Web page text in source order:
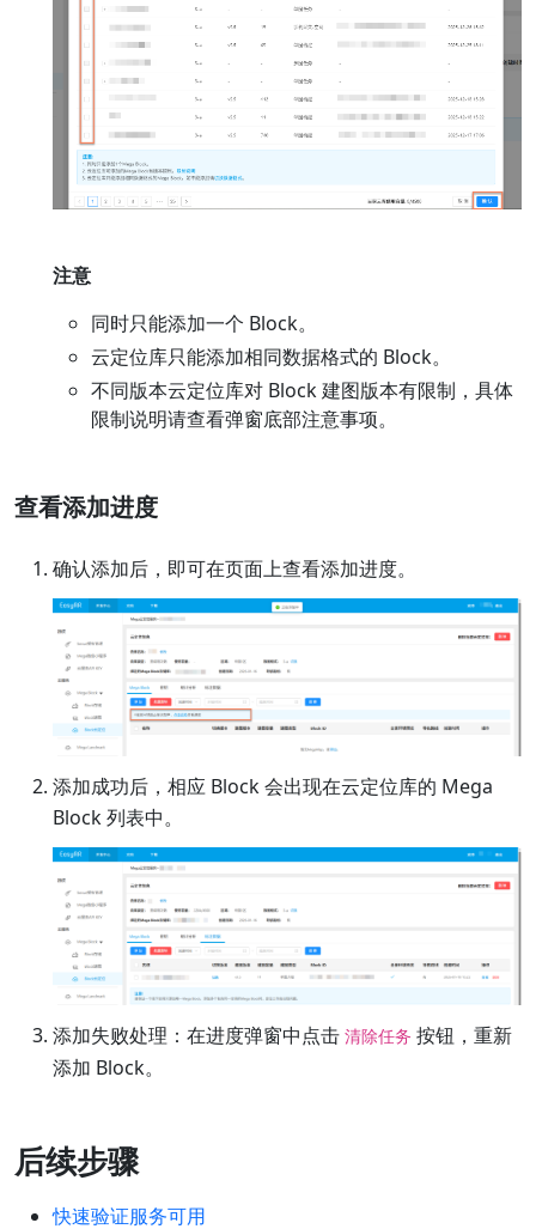
注意
同时只能添加一个 Block。
云定位库只能添加相同数据格式的 Block。
不同版本云定位库对 Block 建图版本有限制，具体
限制说明请查看弹窗底部注意事项。
查看添加进度
确认添加后，即可在页面上查看添加进度。
添加成功后，相应 Block 会出现在云定位库的 Mega
Block 列表中。
添加失败处理：在进度弹窗中点击 清除任务 按钮，重新
添加 Block。
后续步骤
快速验证服务可用